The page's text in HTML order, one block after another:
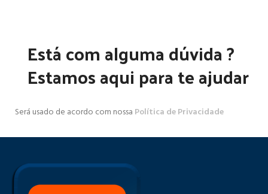
Está com alguma dúvida ?
Estamos aqui para te ajudar
Será usado de acordo com nossa Política de Privacidade